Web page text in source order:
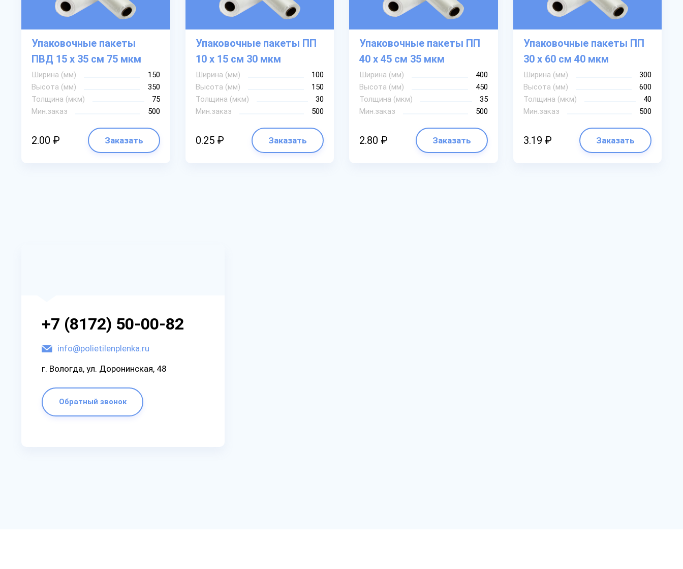
Упаковочные пакеты
ПВД 15 х 35 см 75 мкм
Ширина (мм)
150
Высота (мм)
350
Толщина (мкм)
75
Мин.заказ
500
2.00 ₽ Заказать
Упаковочные пакеты ПП
10 х 15 см 30 мкм
Ширина (мм)
100
Высота (мм)
150
Толщина (мкм)
30
Мин.заказ
500
0.25 ₽ Заказать
Упаковочные пакеты ПП
40 х 45 см 35 мкм
Ширина (мм)
400
Высота (мм)
450
Толщина (мкм)
35
Мин.заказ
500
2.80 ₽ Заказать
Упаковочные пакеты ПП
30 х 60 см 40 мкм
Ширина (мм)
300
Высота (мм)
600
Толщина (мкм)
40
Мин.заказ
500
3.19 ₽ Заказать
+7 (8172) 50-00-82
info@polietilenplenka.ru
г. Вологда, ул. Доронинская, 48
Обратный звонок